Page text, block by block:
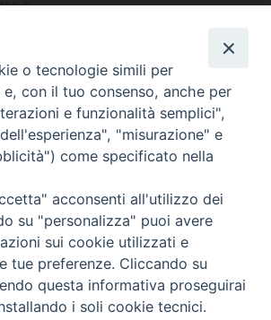
–
sociali
70056 Molfetta (BA)
o tecnologie simili per
con il tuo consenso, anche per
e funzionalità semplici",
"misurazione" e
come specificato nella
acconsenti all'utilizzo dei
su "personalizza" puoi avere
sui cookie utilizzati e
tue preferenze. Cliccando su
questa informativa proseguirai
i soli cookie tecnici.